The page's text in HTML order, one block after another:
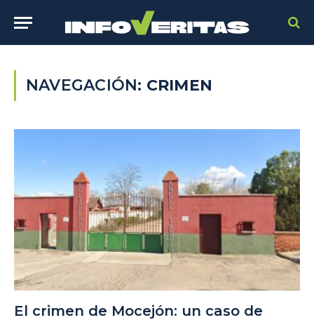
NAVEGACIÓN: CRIMEN
El crimen de Mocejón: un caso de